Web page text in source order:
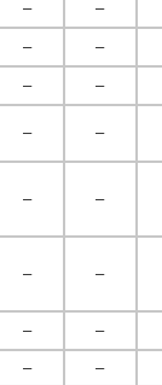
－ －
－ －
－ －
－ －
－ －
－ －
－ －
－ －